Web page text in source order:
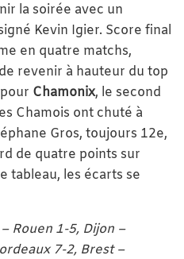
la soirée avec un
Kevin Igier. Score final
en quatre matchs,
revenir à hauteur du top
Chamonix, le second
Chamois ont chuté à
Gros, toujours 12e,
de quatre points sur
tableau, les écarts se
Rouen 1-5, Dijon –
7-2, Brest –